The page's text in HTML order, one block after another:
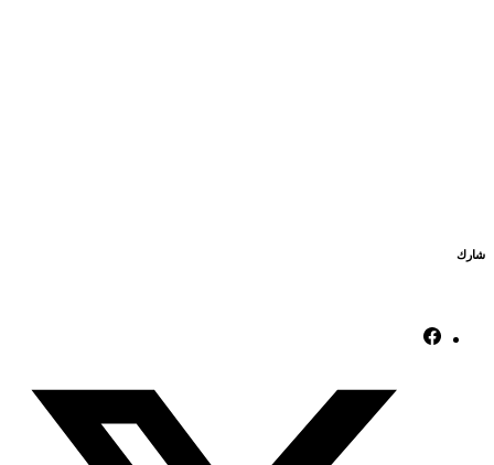
شارك